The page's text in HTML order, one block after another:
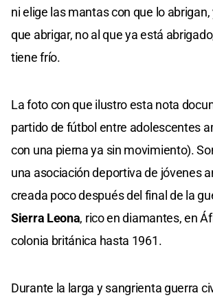
ni elige las mantas con que lo
que abrigar, no al que ya está
tiene frío.
La foto con que ilustro esta nota
partido de fútbol entre adolescentes
con una pierna ya sin movimiento).
una asociación deportiva de jóvenes
creada poco después del final de la
Sierra Leona, rico en diamantes, en
colonia británica hasta 1961.
Durante la larga y sangrienta guerra